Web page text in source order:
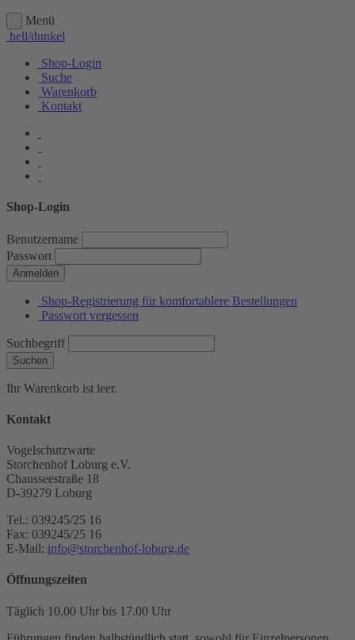
Menü
hell/dunkel
Shop-Login
Suche
Warenkorb
Kontakt
Shop-Login
Benutzername
Passwort
Anmelden
Shop-Registrierung für komfortablere Bestellungen
Passwort vergessen
Suchbegriff
Suchen
Ihr Warenkorb ist leer.
Kontakt
Vogelschutzwarte
Storchenhof Loburg e.V.
Chausseestraße 18
D-39279 Loburg
Tel.: 039245/25 16
Fax: 039245/25 16
E-Mail: info@storchenhof-loburg.de
Öffnungszeiten
Täglich 10.00 Uhr bis 17.00 Uhr